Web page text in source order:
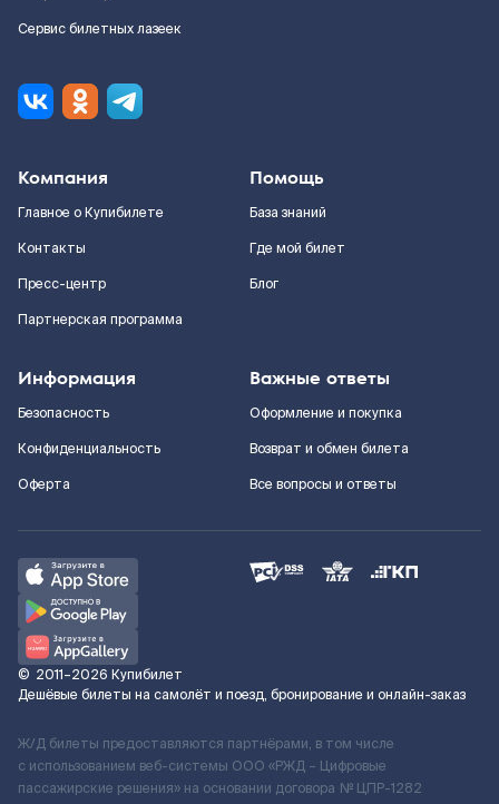
Сервис билетных лазеек
Компания
Главное о Купибилете
Контакты
Пресс-центр
Партнерская программа
Помощь
База знаний
Где мой билет
Блог
Информация
Безопасность
Конфиденциальность
Оферта
Важные ответы
Оформление и покупка
Возврат и обмен билета
Все вопросы и ответы
© 2011–2026 Купибилет
Дешёвые билеты на самолёт и поезд, бронирование и онлайн-заказ
Ж/Д билеты предоставляются партнёрами, в том числе
с использованием веб-системы ООО «РЖД – Цифровые
пассажирские решения» на основании договора № ЦПР-1282